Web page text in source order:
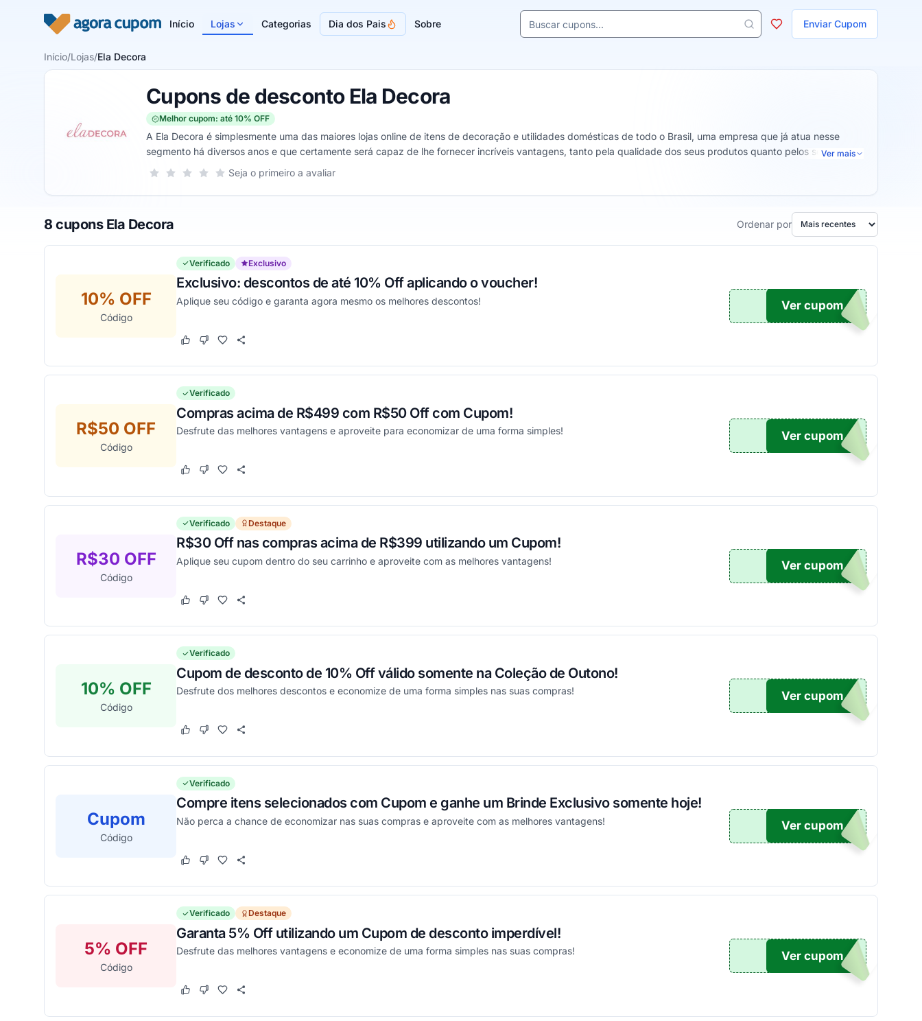
Início Lojas Categorias Dia dos Pais Sobre Enviar Cupom
Buscar cupons e lojas
Início/Lojas/Ela Decora
Cupons de desconto Ela Decora
Melhor cupom: até 10% OFF
A Ela Decora é simplesmente uma das maiores lojas online de itens de decoração e utilidades domésticas de todo o Brasil, uma empresa que já atua nesse
segmento há diversos anos e que certamente será capaz de lhe fornecer incríveis vantagens, tanto pela qualidade dos seus produtos quanto pelos seus
excelentes valores que podem ser conseguidos com um Cupom de desconto Ela Decora.
Ver mais
Sua nota para Ela Decora, de 1 a 5 estrelas
5 estrelas
4 estrelas
3 estrelas
2 estrelas
1 estrela Seja o primeiro a avaliar
8 cupons Ela Decora Ordenar por
10% OFF
Código
Verificado Exclusivo
Exclusivo: descontos de até 10% Off aplicando o voucher!
Aplique seu código e garanta agora mesmo os melhores descontos!
Este cupom funcionou
Este cupom não funcionou
UPOM
Ver cupom
R$50 OFF
Código
Verificado
Compras acima de R$499 com R$50 Off com Cupom!
Desfrute das melhores vantagens e aproveite para economizar de uma forma simples!
Este cupom funcionou
Este cupom não funcionou
DA50
Ver cupom
R$30 OFF
Código
Verificado Destaque
R$30 Off nas compras acima de R$399 utilizando um Cupom!
Aplique seu cupom dentro do seu carrinho e aproveite com as melhores vantagens!
Este cupom funcionou
Este cupom não funcionou
DA30
Ver cupom
10% OFF
Código
Verificado
Cupom de desconto de 10% Off válido somente na Coleção de Outono!
Desfrute dos melhores descontos e economize de uma forma simples nas suas compras!
Este cupom funcionou
Este cupom não funcionou
O10
Ver cupom
Cupom
Código
Verificado
Compre itens selecionados com Cupom e ganhe um Brinde Exclusivo somente hoje!
Não perca a chance de economizar nas suas compras e aproveite com as melhores vantagens!
Este cupom funcionou
Este cupom não funcionou
NTE
Ver cupom
5% OFF
Código
Verificado Destaque
Garanta 5% Off utilizando um Cupom de desconto imperdível!
Desfrute das melhores vantagens e economize de uma forma simples nas suas compras!
Este cupom funcionou
Este cupom não funcionou
E5
Ver cupom